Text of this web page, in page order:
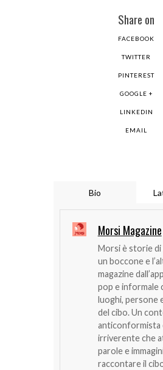
Share on
FACEBOOK
TWITTER
PINTEREST
GOOGLE +
LINKEDIN
EMAIL
Bio
Morsi Magazine
Morsi è storie di
un boccone e
magazine
pop e informale
luoghi, persone
del cibo. Un
anticonformista
irriverente che
parole e
raccontare il